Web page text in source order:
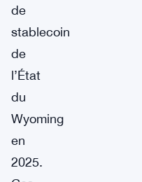
de
stablecoin
de
l’État
du
Wyoming
en
2025.